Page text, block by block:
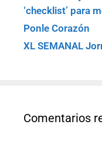
‘checklist’ para
Ponle Corazón
XL SEMANAL
Comentarios